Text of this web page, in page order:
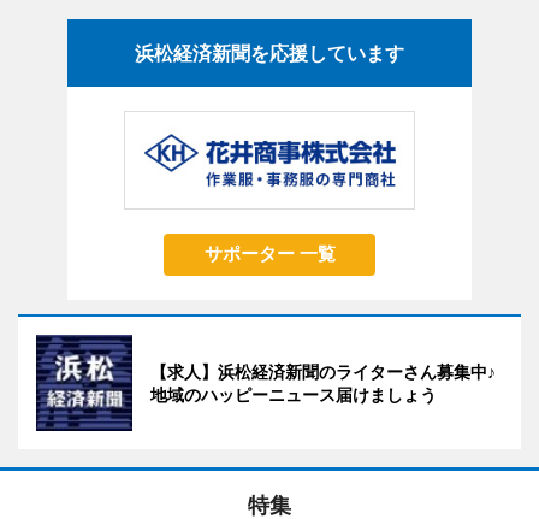
浜松経済新聞を応援しています
サポーター 一覧
【求人】浜松経済新聞のライターさん募集中♪
地域のハッピーニュース届けましょう
特集